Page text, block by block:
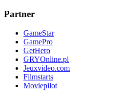
Partner
GameStar
GamePro
GetHero
GRYOnline.pl
Jeuxvideo.com
Filmstarts
Moviepilot